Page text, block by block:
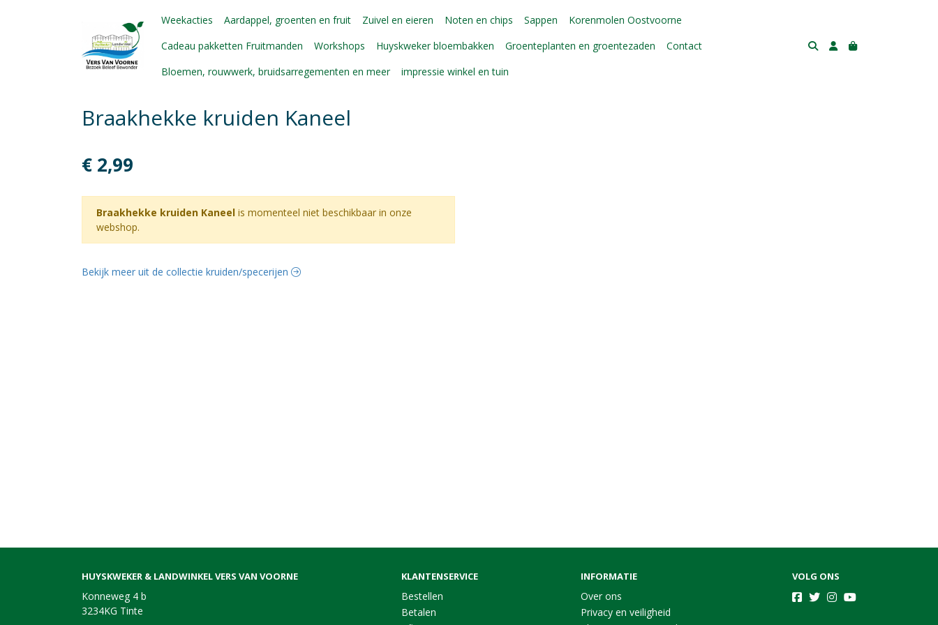
Weekacties Aardappel, groenten en fruit Zuivel en eieren Noten en chips Sappen
Korenmolen Oostvoorne
Cadeau pakketten Fruitmanden
Workshops Huyskweker bloembakken Groenteplanten en groentezaden
Contact
Bloemen, rouwwerk, bruidsarregementen en meer
impressie winkel en tuin
Braakhekke kruiden Kaneel
€ 2,99
Braakhekke kruiden Kaneel is momenteel niet beschikbaar in onze
webshop.
Bekijk meer uit de collectie kruiden/specerijen
HUYSKWEKER & LANDWINKEL VERS VAN VOORNE
Konneweg 4 b
3234KG Tinte
KLANTENSERVICE
Bestellen
Betalen
INFORMATIE
Over ons
Privacy en veiligheid
VOLG ONS